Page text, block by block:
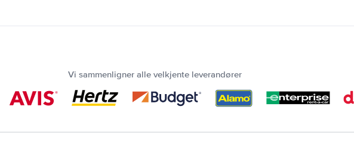
Vi sammenligner alle velkjente leverandører